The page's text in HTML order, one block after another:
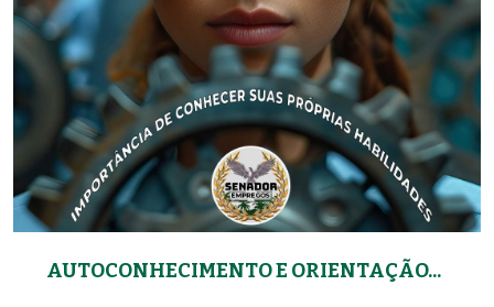
AUTOCONHECIMENTO E ORIENTAÇÃO...